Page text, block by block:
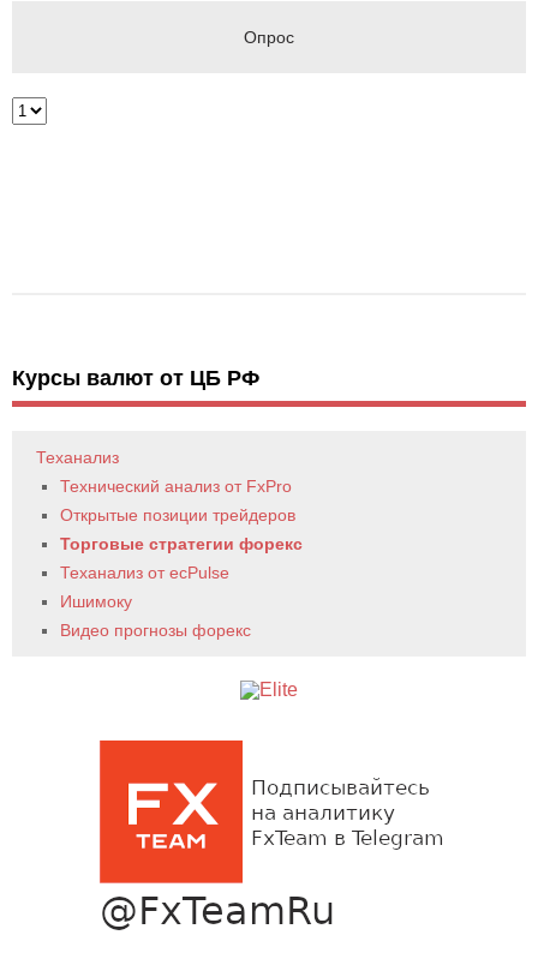
Опрос
Курсы валют от ЦБ РФ
Теханализ
Технический анализ от FxPro
Открытые позиции трейдеров
Торговые стратегии форекс
Теханализ от ecPulse
Ишимоку
Видео прогнозы форекс